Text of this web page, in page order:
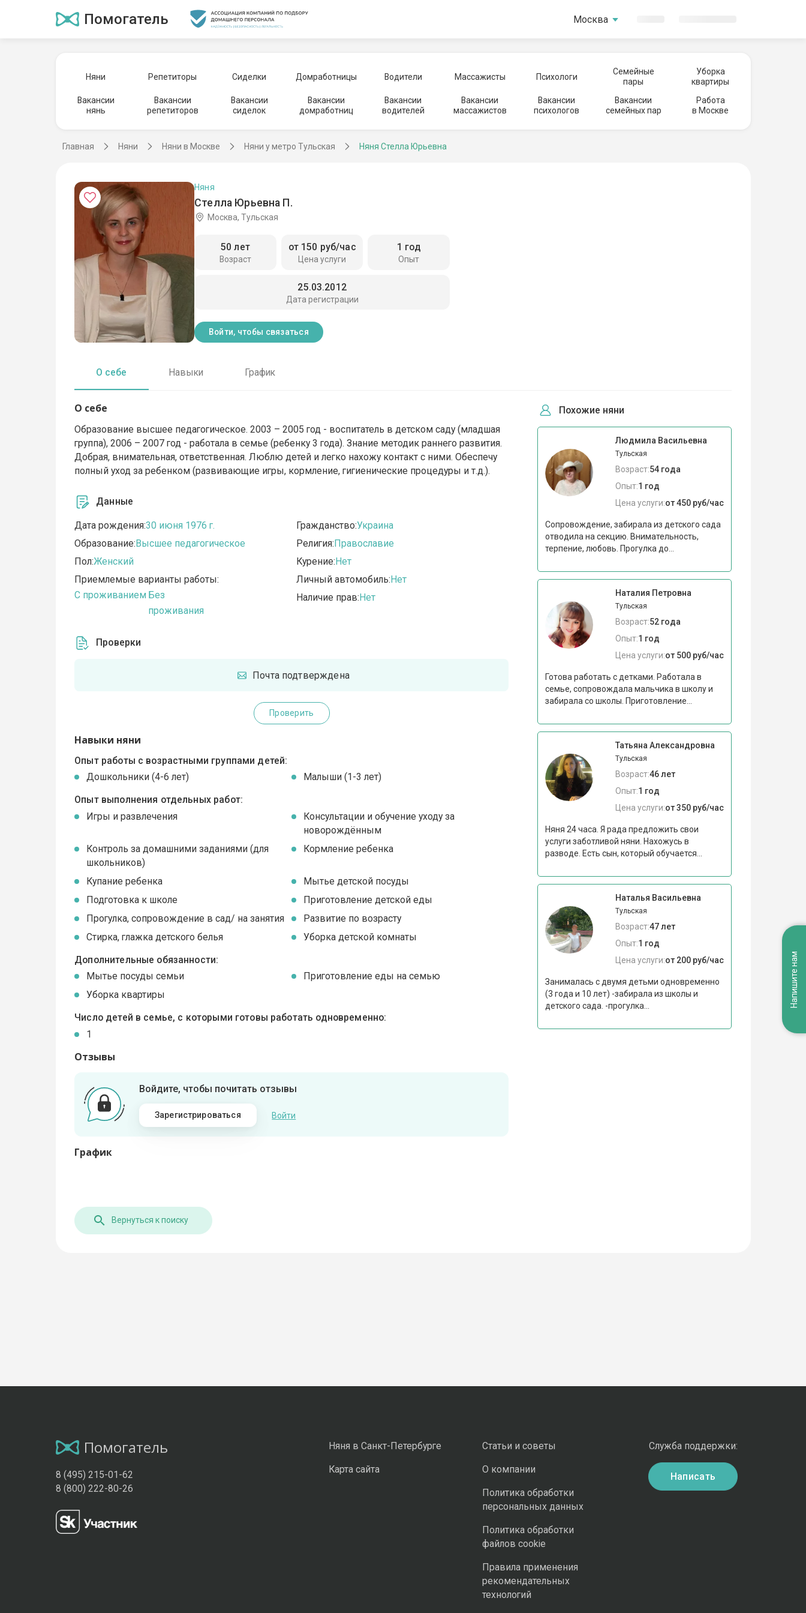
Помогатель Москва
Няни Репетиторы Сиделки Домработницы Водители Массажисты Психологи
Семейные
пары
Уборка
квартиры
Вакансии
нянь
Вакансии
репетиторов
Вакансии
сиделок
Вакансии
домработниц
Вакансии
водителей
Вакансии
массажистов
Вакансии
психологов
Вакансии
семейных пар
Работа
в Москве
Главная Няни Няни в Москве Няни у метро Тульская Няня Стелла Юрьевна
Стелла Юрьевна П.
Няня
Москва, Тульская
Возраст
50 лет
Цена услуги
от 150 руб/час
Опыт
1 год
Дата регистрации
25.03.2012
Войти, чтобы связаться
О себе Навыки График
О себе
Образование высшее педагогическое. 2003 – 2005 год - воспитатель в детском саду (младшая
группа), 2006 – 2007 год - работала в семье (ребенку 3 года). Знание методик раннего развития.
Добрая, внимательная, ответственная. Люблю детей и легко нахожу контакт с ними. Обеспечу
полный уход за ребенком (развивающие игры, кормление, гигиенические процедуры и т.д.).
Данные
Дата рождения:30 июня 1976 г.
Образование:Высшее педагогическое
Пол:Женский
Приемлемые варианты работы:
C проживанием Без
проживания
Гражданство:Украина
Религия:Православие
Курение:Нет
Личный автомобиль:Нет
Наличие прав:Нет
Проверки
Почта подтверждена
Проверить
Навыки няни
Опыт работы с возрастными группами детей:
Дошкольники (4-6 лет)
Малыши (1-3 лет)
Опыт выполнения отдельных работ:
Игры и развлечения
Консультации и обучение уходу за
новорождённым
Контроль за домашними заданиями (для
школьников)
Кормление ребенка
Купание ребенка
Мытье детской посуды
Подготовка к школе
Приготовление детской еды
Прогулка, сопровождение в сад/ на занятия
Развитие по возрасту
Стирка, глажка детского белья
Уборка детской комнаты
Дополнительные обязанности:
Мытье посуды семьи
Приготовление еды на семью
Уборка квартиры
Число детей в семье, с которыми готовы работать одновременно:
1
Отзывы
Войдите, чтобы почитать отзывы
Зарегистрироваться Войти
График
Похожие няни
Людмила Васильевна
Тульская
Возраст:54 года
Опыт:1 год
Цена услуги:от 450 руб/час
Сопровождение, забирала из детского сада
отводила на секцию. Внимательность,
терпение, любовь. Прогулка до...
Наталия Петровна
Тульская
Возраст:52 года
Опыт:1 год
Цена услуги:от 500 руб/час
Готова работать с детками. Работала в
семье, сопровождала мальчика в школу и
забирала со школы. Приготовление...
Татьяна Александровна
Тульская
Возраст:46 лет
Опыт:1 год
Цена услуги:от 350 руб/час
Няня 24 часа. Я рада предложить свои
услуги заботливой няни. Нахожусь в
разводе. Есть сын, который обучается...
Наталья Васильевна
Тульская
Возраст:47 лет
Опыт:1 год
Цена услуги:от 200 руб/час
Занималась с двумя детьми одновременно
(3 года и 10 лет) -забирала из школы и
детского сада. -прогулка...
Вернуться к поиску
Помогатель
8 (495) 215-01-62
8 (800) 222-80-26
Няня в Санкт-Петербурге
Карта сайта
Статьи и советы
О компании
Политика обработки
персональных данных
Политика обработки
файлов cookie
Правила применения
рекомендательных
технологий
Служба поддержки:
Написать
Напишите нам